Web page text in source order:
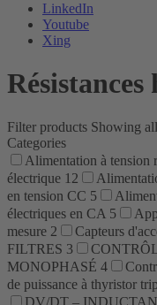
LinkedIn
Youtube
Xing
Filter products Showing
Categories
Alimentation à tension
électrique 12
en tension CC 5
électriques en CA 5
mesure 2 Capteurs
FILTRES 3
MONOPHASÉ 4
de puissance à thyristor
DV/DT –